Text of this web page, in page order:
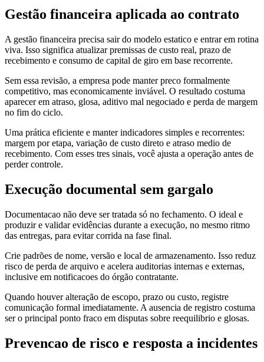
Gestão financeira aplicada ao contrato
A gestão financeira precisa sair do modelo estatico e entrar em rotina
viva. Isso significa atualizar premissas de custo real, prazo de
recebimento e consumo de capital de giro em base recorrente.
Sem essa revisão, a empresa pode manter preco formalmente
competitivo, mas economicamente inviável. O resultado costuma
aparecer em atraso, glosa, aditivo mal negociado e perda de margem
no fim do ciclo.
Uma prática eficiente e manter indicadores simples e recorrentes:
margem por etapa, variação de custo direto e atraso medio de
recebimento. Com esses tres sinais, você ajusta a operação antes de
perder controle.
Execução documental sem gargalo
Documentacao não deve ser tratada só no fechamento. O ideal e
produzir e validar evidências durante a execução, no mesmo ritmo
das entregas, para evitar corrida na fase final.
Crie padrões de nome, versão e local de armazenamento. Isso reduz
risco de perda de arquivo e acelera auditorias internas e externas,
inclusive em notificacoes do órgão contratante.
Quando houver alteração de escopo, prazo ou custo, registre
comunicação formal imediatamente. A ausencia de registro costuma
ser o principal ponto fraco em disputas sobre reequilibrio e glosas.
Prevencao de risco e resposta a incidentes